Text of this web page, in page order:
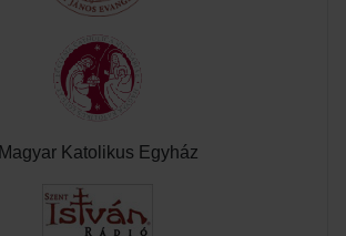
Magyar Katolikus Egyház